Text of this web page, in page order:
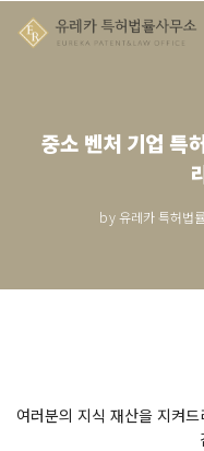
중소 벤처 기업 특
by 유레카 특허법
여러분의 지식 재산을 지켜